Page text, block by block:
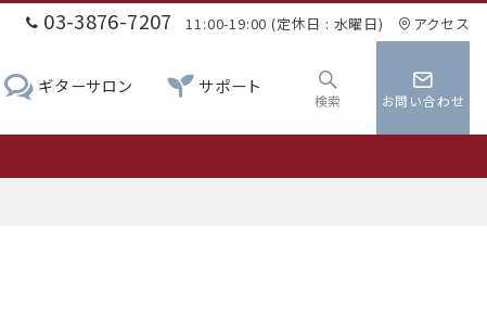
03-3876-7207 11:00-19:00 (定休日 : 水曜日) アクセス
ギターサロン サポート
検索 お問い合わせ